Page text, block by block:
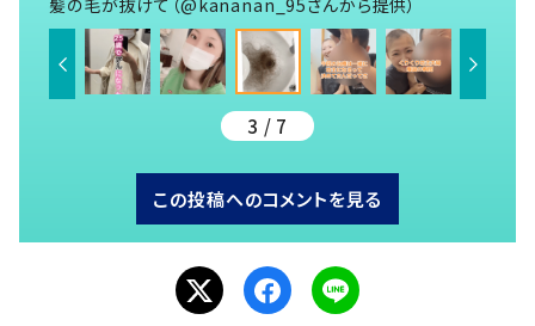
髪の毛が抜けて（@kananan_95さんから提供）
3 / 7
この投稿へのコメントを見る